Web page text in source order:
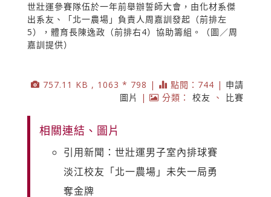
世壯運參賽隊伍於一年前舉辦誓師大會，由化材系傑
出系友、「北一農場」負責人周嘉訓發起（前排左
5），體育長陳逸政（前排右4）協助籌組。（圖／周
嘉訓提供）
757.11 KB , 1063 * 798 | 點閱：744 | 申請
圖片
| 分類： 校友 、 比賽
相關連結、圖片
引用新聞：世壯運男子室內排球賽
淡江校友「北一農場」未失一局勇
奪金牌